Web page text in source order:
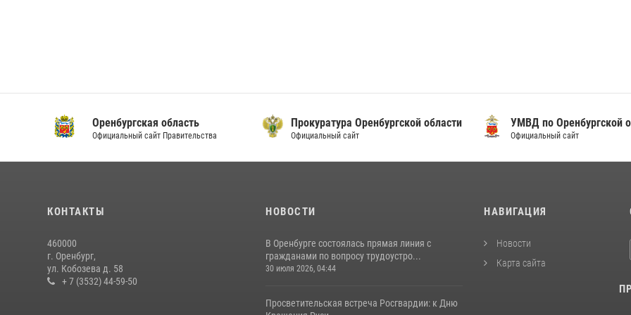
Оренбургская область
Официальный сайт Правительства
Прокуратура Оренбургской области
Официальный сайт
УМВД по Оренбургской
Официальный сайт
КОНТАКТЫ
460000
г. Оренбург,
ул. Кобозева д. 58
+ 7 (3532) 44-59-50
НОВОСТИ
В Оренбурге состоялась прямая линия с
гражданами по вопросу трудоустро...
30 июля 2026, 04:44
Просветительская встреча Росгвардии: к Дню
НАВИГАЦИЯ
Новости
Карта сайта